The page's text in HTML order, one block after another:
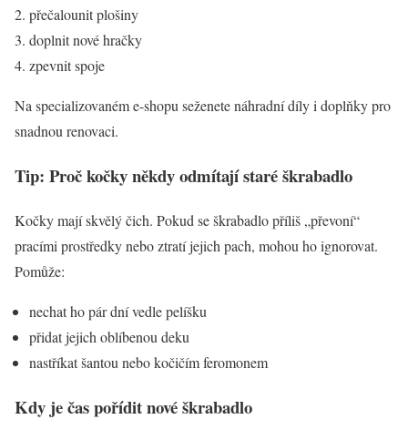
přečalounit plošiny
doplnit nové hračky
zpevnit spoje
Na specializovaném e-shopu seženete náhradní díly i doplňky pro
snadnou renovaci.
Tip: Proč kočky někdy odmítají staré škrabadlo
Kočky mají skvělý čich. Pokud se škrabadlo příliš „převoní“
pracími prostředky nebo ztratí jejich pach, mohou ho ignorovat.
Pomůže:
nechat ho pár dní vedle pelíšku
přidat jejich oblíbenou deku
nastříkat šantou nebo kočičím feromonem
Kdy je čas pořídit nové škrabadlo